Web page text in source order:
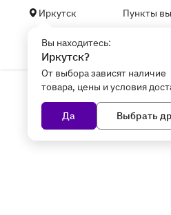
Иркутск Пункты
Вы находитесь:
Иркутск?
От выбора зависят наличие
товара, цены и условия
Да Выбрать
Главная Смартфоны и
Стилусы